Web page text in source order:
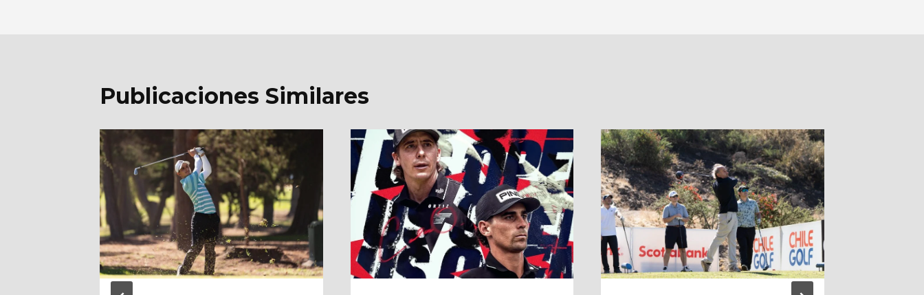
Publicaciones Similares